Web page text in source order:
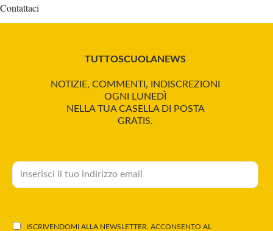
Contattaci
TUTTOSCUOLANEWS
NOTIZIE, COMMENTI, INDISCREZIONI
OGNI LUNEDÌ
NELLA TUA CASELLA DI POSTA
GRATIS.
ISCRIVENDOMI ALLA NEWSLETTER, ACCONSENTO AL